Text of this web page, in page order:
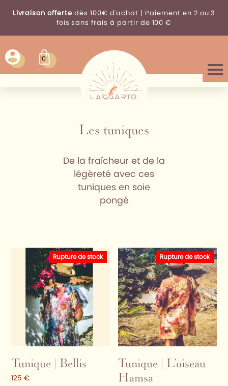
Livraison offerte dès 100€ d'achat | Paiement en 2 ou 3
fois sans frais à partir de 100 €
0
Les tuniques
De la fraîcheur et de la
légèreté avec ces
tuniques en soie
pongé
Rupture de stock
Tunique | Bellis
125€
Rupture de stock
Tunique | L’oiseau
Hamsa